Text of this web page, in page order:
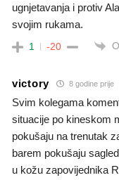
ugnjetavanja i protiv
svojim rukama.
1 -20
victory 8 godine prije
Svim kolegama
situacije po kineskom
pokušaju na trenutak
barem pokušaju
u kožu zapovijednika